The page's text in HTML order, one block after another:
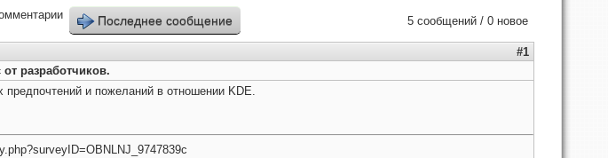
5 сообщений / 0 новое
Последнее сообщение
#1
разработчиков.
и пожеланий в отношении KDE.